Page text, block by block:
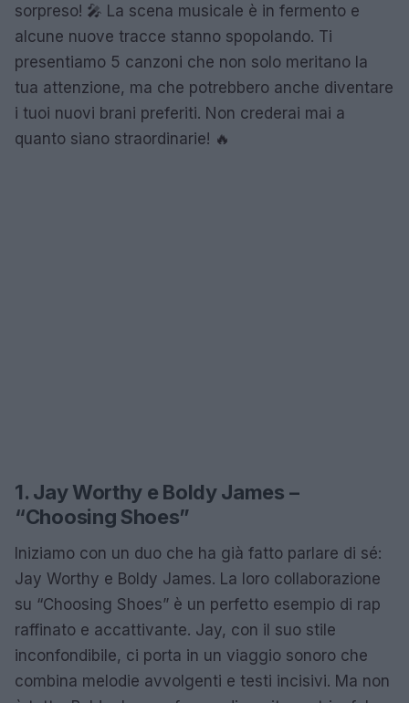
sorpreso! 🎤 La scena musicale è in fermento e
alcune nuove tracce stanno spopolando. Ti
presentiamo 5 canzoni che non solo meritano la
tua attenzione, ma che potrebbero anche diventare
i tuoi nuovi brani preferiti. Non crederai mai a
quanto siano straordinarie! 🔥
1. Jay Worthy e Boldy James –
“Choosing Shoes”
Iniziamo con un duo che ha già fatto parlare di sé:
Jay Worthy e Boldy James. La loro collaborazione
su “Choosing Shoes” è un perfetto esempio di rap
raffinato e accattivante. Jay, con il suo stile
inconfondibile, ci porta in un viaggio sonoro che
combina melodie avvolgenti e testi incisivi. Ma non